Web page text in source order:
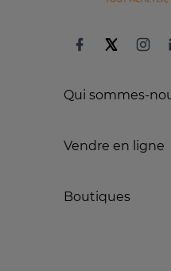
Qui sommes-
Vendre en ligne
Boutiques